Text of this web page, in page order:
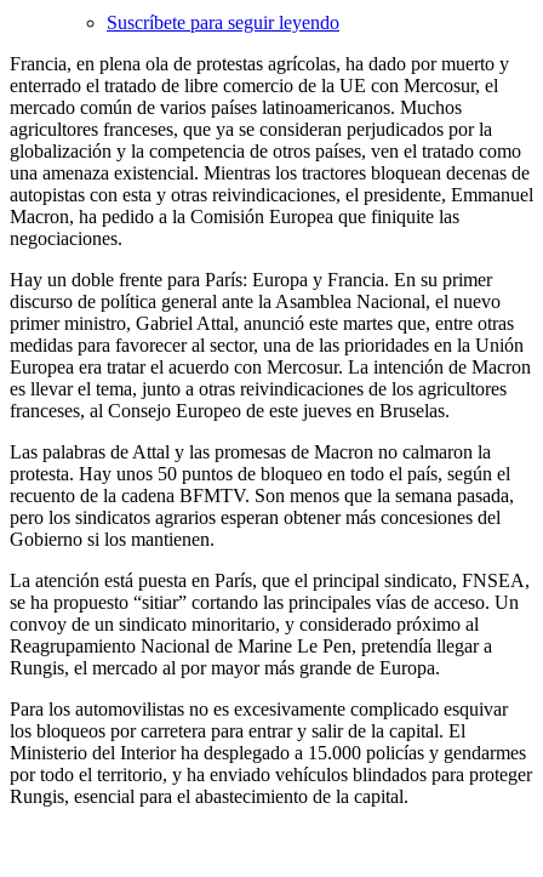
Suscríbete para seguir leyendo
Francia, en plena ola de protestas agrícolas, ha dado por muerto y
enterrado el tratado de libre comercio de la UE con Mercosur, el
mercado común de varios países latinoamericanos. Muchos
agricultores franceses, que ya se consideran perjudicados por la
globalización y la competencia de otros países, ven el tratado como
una amenaza existencial. Mientras los tractores bloquean decenas de
autopistas con esta y otras reivindicaciones, el presidente, Emmanuel
Macron, ha pedido a la Comisión Europea que finiquite las
negociaciones.
Hay un doble frente para París: Europa y Francia. En su primer
discurso de política general ante la Asamblea Nacional, el nuevo
primer ministro, Gabriel Attal, anunció este martes que, entre otras
medidas para favorecer al sector, una de las prioridades en la Unión
Europea era tratar el acuerdo con Mercosur. La intención de Macron
es llevar el tema, junto a otras reivindicaciones de los agricultores
franceses, al Consejo Europeo de este jueves en Bruselas.
Las palabras de Attal y las promesas de Macron no calmaron la
protesta. Hay unos 50 puntos de bloqueo en todo el país, según el
recuento de la cadena BFMTV. Son menos que la semana pasada,
pero los sindicatos agrarios esperan obtener más concesiones del
Gobierno si los mantienen.
La atención está puesta en París, que el principal sindicato, FNSEA,
se ha propuesto “sitiar” cortando las principales vías de acceso. Un
convoy de un sindicato minoritario, y considerado próximo al
Reagrupamiento Nacional de Marine Le Pen, pretendía llegar a
Rungis, el mercado al por mayor más grande de Europa.
Para los automovilistas no es excesivamente complicado esquivar
los bloqueos por carretera para entrar y salir de la capital. El
Ministerio del Interior ha desplegado a 15.000 policías y gendarmes
por todo el territorio, y ha enviado vehículos blindados para proteger
Rungis, esencial para el abastecimiento de la capital.